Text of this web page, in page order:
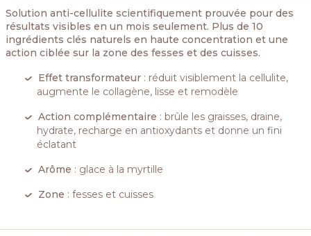
Solution anti-cellulite scientifiquement prouvée pour des
résultats visibles en un mois seulement. Plus de 10
ingrédients clés naturels en haute concentration et une
action ciblée sur la zone des fesses et des cuisses.
Effet transformateur : réduit visiblement la cellulite,
augmente le collagène, lisse et remodèle
Action complémentaire : brûle les graisses, draine,
hydrate, recharge en antioxydants et donne un fini
éclatant
Arôme : glace à la myrtille
Zone : fesses et cuisses